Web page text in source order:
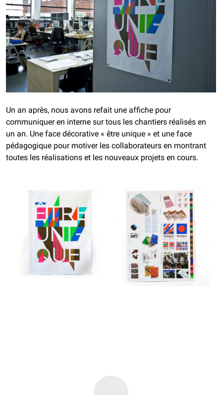
Un an après, nous avons refait une affiche pour
communiquer en interne sur tous les chantiers réalisés en
un an. Une face décorative « être unique » et une face
pédagogique pour motiver les collaborateurs en montrant
toutes les réalisations et les nouveaux projets en cours.